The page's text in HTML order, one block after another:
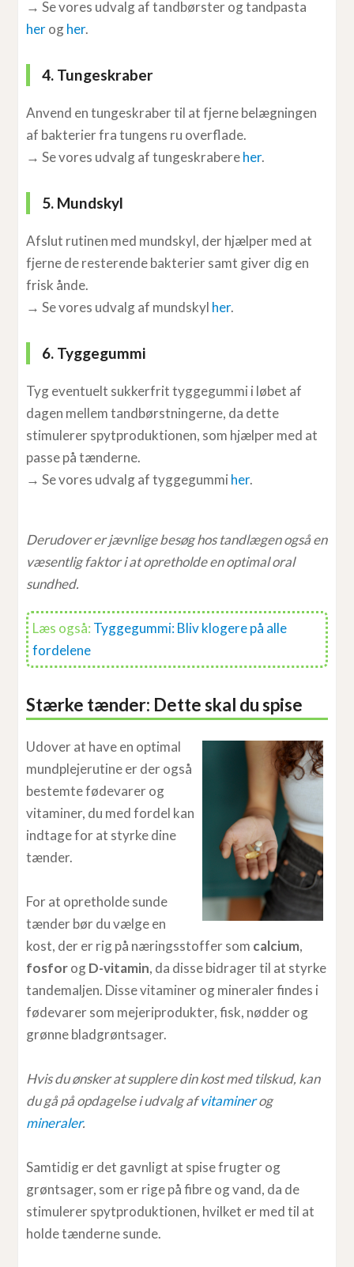
→ Se vores udvalg af tandbørster og tandpasta
herogher.
4. Tungeskraber
Anvend en tungeskraber til at fjerne belægningen
af bakterier fra tungens ru overflade.
→ Se vores udvalg af tungeskrabereher.
5. Mundskyl
Afslut rutinen med mundskyl, der hjælper med at
fjerne de resterende bakterier samt giver dig en
frisk ånde.
→ Se vores udvalg af mundskyl her.
6. Tyggegummi
Tyg eventuelt sukkerfrit tyggegummi i løbet af
dagen mellem tandbørstningerne, da dette
stimulerer spytproduktionen, som hjælper med at
passe på tænderne.
→ Se vores udvalg af tyggegummi her.
Derudover er jævnlige besøg hos tandlægen også en
væsentlig faktor i at opretholde en optimal oral
sundhed.
Læs også: Tyggegummi: Bliv klogere på alle
fordelene
Stærke tænder: Dette skal du spise
Udover at have en optimal
mundplejerutine er der også
bestemte fødevarer og
vitaminer, du med fordel kan
indtage for at styrke dine
tænder.
For at opretholde sunde
tænder bør du vælge en
kost, der er rig på næringsstoffer som calcium,
fosforogD-vitamin, da disse bidrager til at styrke
tandemaljen. Disse vitaminer og mineraler findes i
fødevarer som mejeriprodukter, fisk, nødder og
grønne bladgrøntsager.
Hvis du ønsker at supplere din kost med tilskud, kan
du gå på opdagelse i udvalg afvitaminerog
mineraler.
Samtidig er det gavnligt at spise frugter og
grøntsager, som er rige på fibre og vand, da de
stimulerer spytproduktionen, hvilket er med til at
holde tænderne sunde.